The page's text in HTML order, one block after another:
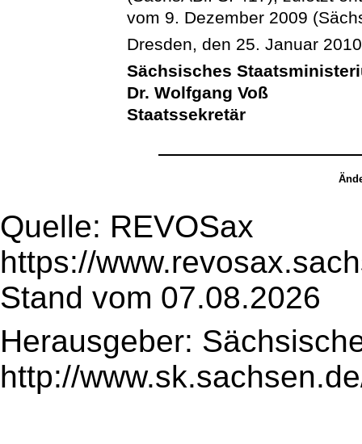
vom 9. Dezember 2009
Dresden, den 25. Januar 2010
Sächsisches
Dr. Wolfgang Voß
Staatssekretär
Quelle: REVOSax
https://
Stand vom 07.08.2026
Herausgeber:
http://